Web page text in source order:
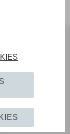
Club)
Club)